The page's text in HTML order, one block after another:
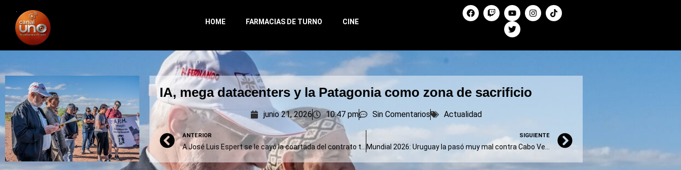
HOME FARMACIAS DE TURNO CINE
IA, mega datacenters y la Patagonia como zona de sacrificio
junio 21, 2026 10:47 pm Sin Comentarios Actualidad
ANTERIOR SIGUIENTE